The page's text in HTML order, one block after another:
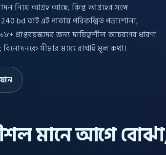
নিয়ে আগ্রহ আছে, কিন্তু আগ্রহের সঙ্গে
bd তাই এই পাতায় পরিকল্পিত পড়াশোনা,
প্রাপ্তবয়স্কদের জন্য দায়িত্বশীল আচরণের ধারণা
সীমার মধ্যে রাখাই মূল কথা।
মানে আগে বোঝা,